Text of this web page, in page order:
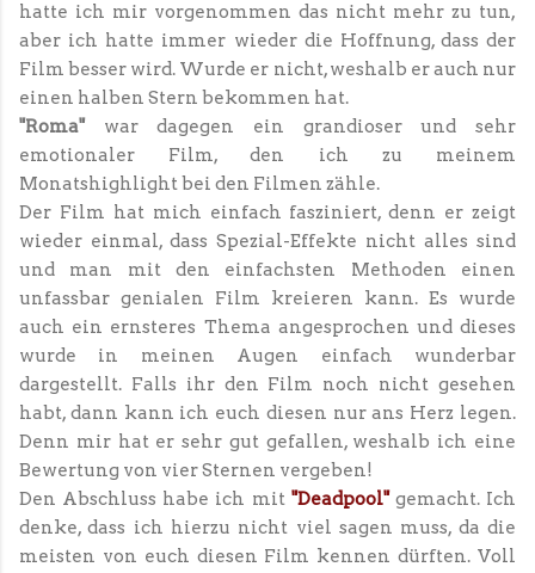
hatte ich mir vorgenommen das nicht mehr zu tun,
aber ich hatte immer wieder die Hoffnung, dass der
Film besser wird. Wurde er nicht, weshalb er auch nur
einen halben Stern bekommen hat.
"Roma"war dagegen ein grandioser und sehr
emotionaler Film, den ich zu meinem
Monatshighlight bei den Filmen zähle.
Der Film hat mich einfach fasziniert, denn er zeigt
wieder einmal, dass Spezial-Effekte nicht alles sind
und man mit den einfachsten Methoden einen
unfassbar genialen Film kreieren kann. Es wurde
auch ein ernsteres Thema angesprochen und dieses
wurde in meinen Augen einfach wunderbar
dargestellt. Falls ihr den Film noch nicht gesehen
habt, dann kann ich euch diesen nur ans Herz legen.
Denn mir hat er sehr gut gefallen, weshalb ich eine
Bewertung von vier Sternen vergeben!
Den Abschluss habe ich mit "Deadpool"gemacht. Ich
denke, dass ich hierzu nicht viel sagen muss, da die
meisten von euch diesen Film kennen dürften. Voll